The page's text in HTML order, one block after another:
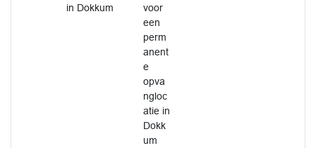
in Dokkum
voor
een
perm
anent
e
opva
ngloc
atie in
Dokk
um